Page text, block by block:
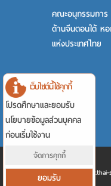
คณะอนุกรรมการ
ด้านจีนตอนใต้ หอ
แห่งประเทศไทย
Copyright © www.thai-
เว็บไซต์นี้ใช้คุกกี้
โปรดศึกษาและยอมรับ
นโยบายข้อมูลส่วนบุคคล
ก่อนเริ่มใช้งาน
จัดการคุกกี้
ยอมรับ